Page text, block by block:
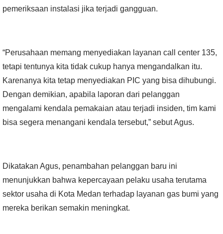
pemeriksaan instalasi jika terjadi gangguan.
“Perusahaan memang menyediakan layanan call center 135,
tetapi tentunya kita tidak cukup hanya mengandalkan itu.
Karenanya kita tetap menyediakan PIC yang bisa dihubungi.
Dengan demikian, apabila laporan dari pelanggan
mengalami kendala pemakaian atau terjadi insiden, tim kami
bisa segera menangani kendala tersebut,” sebut Agus.
Dikatakan Agus, penambahan pelanggan baru ini
menunjukkan bahwa kepercayaan pelaku usaha terutama
sektor usaha di Kota Medan terhadap layanan gas bumi yang
mereka berikan semakin meningkat.